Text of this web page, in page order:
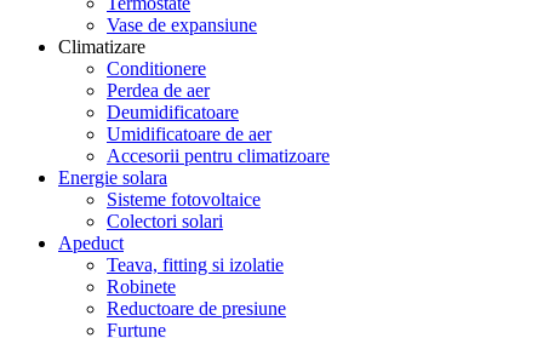
Vase de expansiune
Climatizare
Conditionere
Perdea de aer
Deumidificatoare
Umidificatoare de aer
Accesorii pentru climatizoare
Energie solara
Sisteme fotovoltaice
Colectori solari
Apeduct
Teava, fitting si izolatie
Robinete
Reductoare de presiune
Furtune